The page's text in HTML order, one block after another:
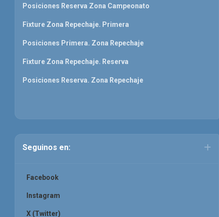
Posiciones Reserva Zona Campeonato
Fixture Zona Repechaje. Primera
Posiciones Primera. Zona Repechaje
Fixture Zona Repechaje. Reserva
Posiciones Reserva. Zona Repechaje
Seguinos en:
Facebook
Instagram
X (Twitter)